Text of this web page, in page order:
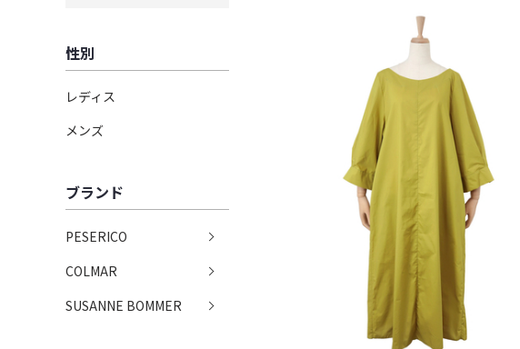
性別
レディス
メンズ
ブランド
PESERICO
COLMAR
SUSANNE BOMMER